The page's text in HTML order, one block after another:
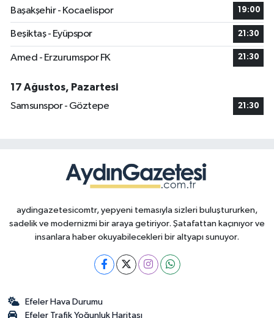
Başakşehir - Kocaelispor
19:00
Beşiktaş - Eyüpspor 21:30
Amed - Erzurumspor FK 21:30
17 Ağustos, Pazartesi
Samsunspor - Göztepe
21:30
aydingazetesicomtr, yepyeni temasıyla sizleri buluştururken,
sadelik ve modernizmi bir araya getiriyor. Şatafattan kaçınıyor ve
insanlara haber okuyabilecekleri bir altyapı sunuyor.
Efeler Hava Durumu
Efeler Trafik Yoğunluk Haritası